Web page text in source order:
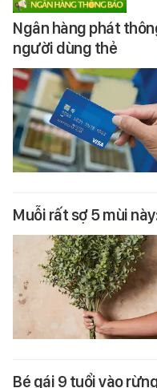
Ngân hàng phát
người dùng thẻ
Muỗi rất sợ 5 mùi
Bé gái 9 tuổi vào